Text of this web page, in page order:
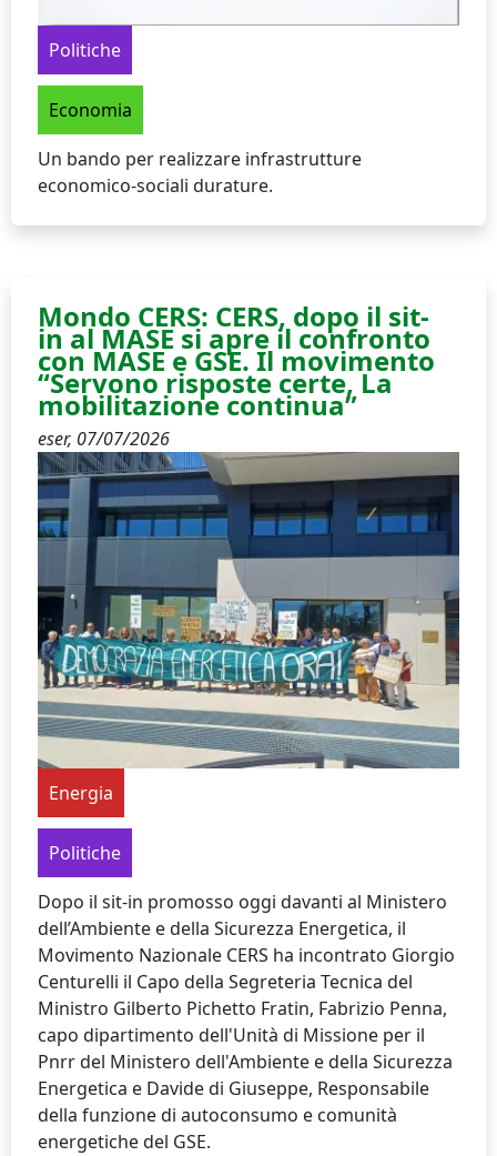
Politiche
Economia
Un bando per realizzare infrastrutture
economico-sociali durature.
Mondo CERS: CERS, dopo il sit-
in al MASE si apre il confronto
con MASE e GSE. Il movimento
“Servono risposte certe, La
mobilitazione continua”
eser, 07/07/2026
Energia
Politiche
Dopo il sit-in promosso oggi davanti al Ministero
dell’Ambiente e della Sicurezza Energetica, il
Movimento Nazionale CERS ha incontrato Giorgio
Centurelli il Capo della Segreteria Tecnica del
Ministro Gilberto Pichetto Fratin, Fabrizio Penna,
capo dipartimento dell'Unità di Missione per il
Pnrr del Ministero dell'Ambiente e della Sicurezza
Energetica e Davide di Giuseppe, Responsabile
della funzione di autoconsumo e comunità
energetiche del GSE.